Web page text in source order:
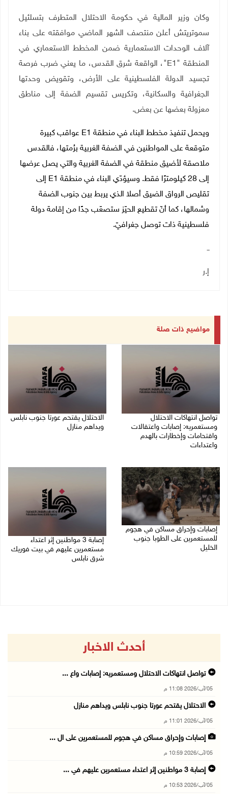
وكان وزير المالية في حكومة الاحتلال المتطرف بتسلئيل
سموتريتش أعلن منتصف الشهر الماضي موافقته على بناء
آلاف الوحدات الاستعمارية ضمن المخطط الاستعماري في
المنطقة " E1"، الواقعة شرق القدس، ما يعني ضرب فرصة
تجسيد الدولة الفلسطينية على الأرض، وتقويض وحدتها
الجغرافية والسكانية، وتكريس تقسيم الضفة إلى مناطق
معزولة بعضها عن بعض.
ويحمل تنفيذ مخطط البناء في منطقة E1 عواقب كبيرة
متوقعة على المواطنين في الضفة الغربية برُمتها، فالقدس
ملاصقة لأضيق منطقة في الضفة الغربية والتي يصل عرضها
إلى 28 كيلومترًا فقط. وسيؤدّي البناء في منطقة E1 إلى
تقليص الرواق الضيق أصلا الذي يربط بين جنوب الضفة
وشمالها، كما أنّ تقطيع الحيّز ستصعّب جدًا من إقامة دولة
فلسطينية ذات توصل جغرافيّ.
ــ
إ.ر
مواضيع ذات صلة
تواصل انتهاكات الاحتلال
ومستعمريه: إصابات واعتقالات
واقتحامات وإخطارات بالهدم
واعتداءات
الاحتلال يقتحم عورتا جنوب نابلس
ويداهم منازل
إصابات وإحراق مساكن في هجوم
للمستعمرين على الطوبا جنوب
الخليل
إصابة 3 مواطنين إثر اعتداء
مستعمرين عليهم في بيت فوريك
شرق نابلس
أحدث الاخبار
تواصل انتهاكات الاحتلال ومستعمريه: إصابات واع ...
05/آب/2026 11:08 م
الاحتلال يقتحم عورتا جنوب نابلس ويداهم منازل
05/آب/2026 11:01 م
إصابات وإحراق مساكن في هجوم للمستعمرين على ال ...
05/آب/2026 10:59 م
إصابة 3 مواطنين إثر اعتداء مستعمرين عليهم في ...
05/آب/2026 10:53 م